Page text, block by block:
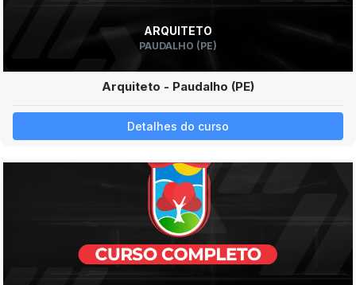
ARQUITETO
PAUDALHO (PE)
Arquiteto - Paudalho (PE)
Detalhes do curso